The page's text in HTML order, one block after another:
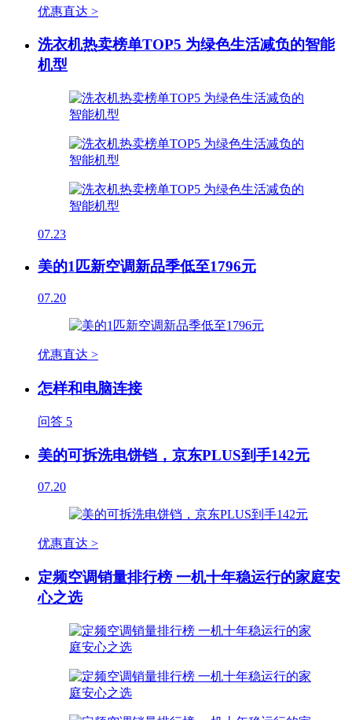
优惠直达 >
洗衣机热卖榜单TOP5 为绿色生活减负的智能
机型
07.23
美的1匹新空调新品季低至1796元
07.20
优惠直达 >
怎样和电脑连接
问答 5
美的可拆洗电饼铛，京东PLUS到手142元
07.20
优惠直达 >
定频空调销量排行榜 一机十年稳运行的家庭安
心之选